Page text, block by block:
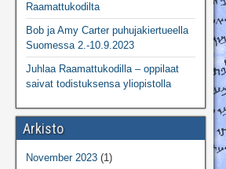
Raamattukodilta
Bob ja Amy Carter puhujakiertueella
Suomessa 2.-10.9.2023
Juhlaa Raamattukodilla – oppilaat
saivat todistuksensa yliopistolla
Arkisto
November 2023(1)